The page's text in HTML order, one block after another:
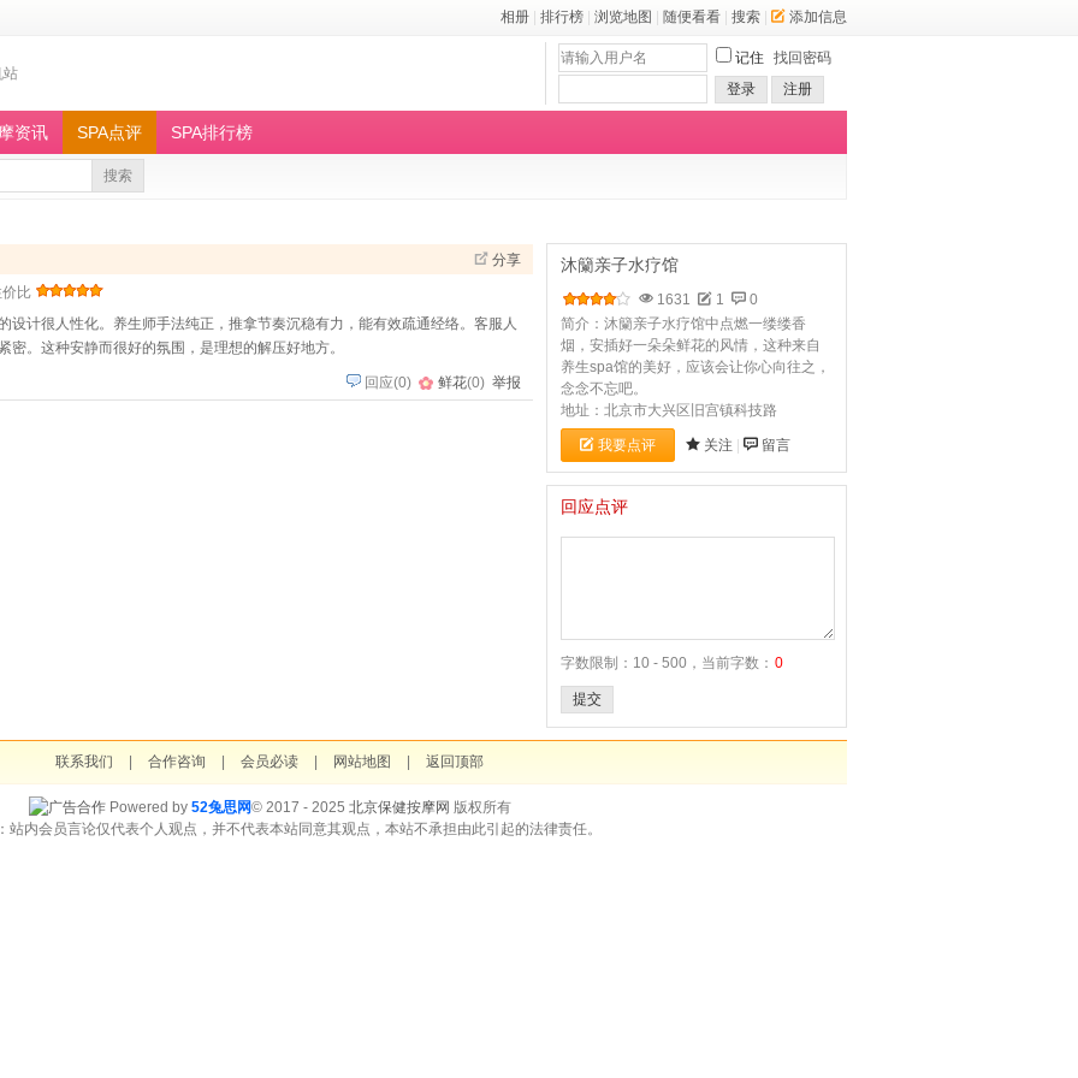
相册 排行榜 浏览地图 随便看看 搜索 添加信息
站
记住 找回密码
登录
注册
资讯 SPA点评 SPA排行榜
搜索
分享
比
设计很人性化。养生师手法纯正，推拿节奏沉稳有力，能有效疏通经络。客服人
密。这种安静而很好的氛围，是理想的解压好地方。
回应(0) 鲜花(0) 举报
沐籣亲子水疗馆
1631 1
0
简介：沐籣亲子水疗馆中点燃一缕缕香
烟，安插好一朵朵鲜花的风情，这种来自
养生spa馆的美好，应该会让你心向往之，
念念不忘吧。
地址：北京市大兴区旧宫镇科技路
我要点评 关注 留言
回应点评
字数限制：10 - 500，当前字数： 0
提交
联系我们 合作咨询 会员必读 网站地图 返回顶部
Powered by 52兔思网© 2017 - 2025 北京保健按摩网 版权所有
站内会员言论仅代表个人观点，并不代表本站同意其观点，本站不承担由此引起的法律责任。